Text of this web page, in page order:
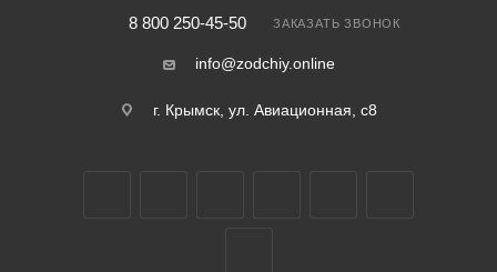
8 800 250-45-50 ЗАКАЗАТЬ ЗВОНОК
info@zodchiy.online
г. Крымск, ул. Авиационная, с8